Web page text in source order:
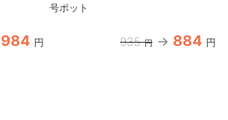
984 円
号ポット
935 円 884 円